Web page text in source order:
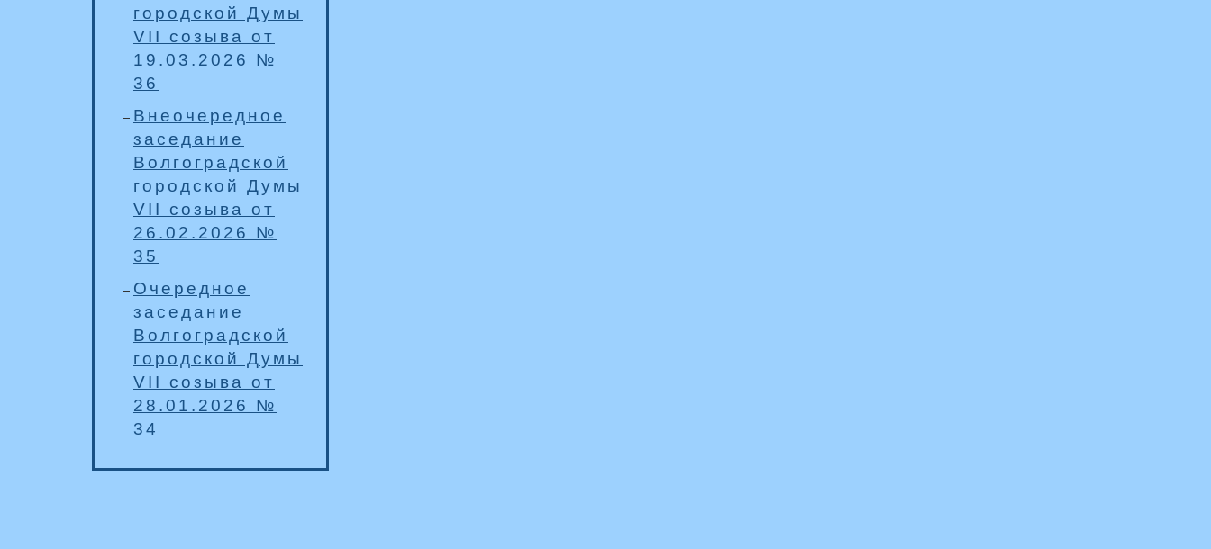
городской Думы
VII созыва от
19.03.2026 №
36
Внеочередное
заседание
Волгоградской
городской Думы
VII созыва от
26.02.2026 №
35
Очередное
заседание
Волгоградской
городской Думы
VII созыва от
28.01.2026 №
34